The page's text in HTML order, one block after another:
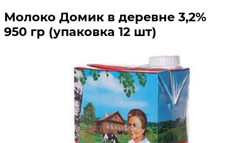
Молоко Домик в деревне 3,2%
950 гр (упаковка 12 шт)